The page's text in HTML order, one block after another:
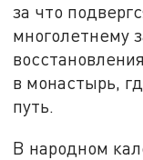
за что
многолетнему
в монастырь,
путь.
В народном